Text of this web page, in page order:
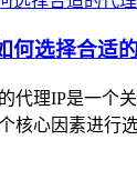
何选择合适
代理IP是一个
核心因素进行